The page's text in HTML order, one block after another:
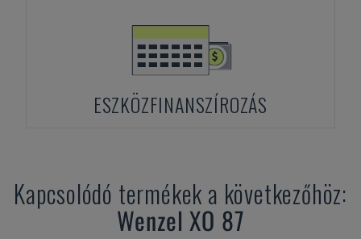
ESZKÖZFINANSZÍROZÁS
Kapcsolódó termékek a következőhöz:
Wenzel XO 87